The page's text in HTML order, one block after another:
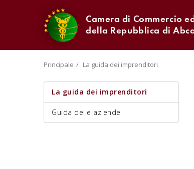
Camera di Commercio
della Repubblica di
Principale La guida dei imprenditori
La guida dei imprenditori
Guida delle aziende